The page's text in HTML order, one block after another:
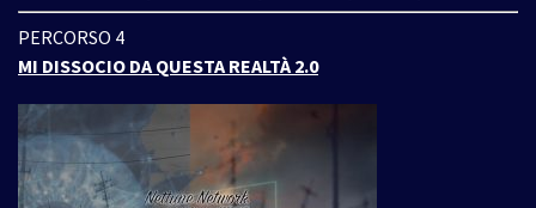
PERCORSO 4
MI DISSOCIO DA QUESTA REALTÀ 2.0